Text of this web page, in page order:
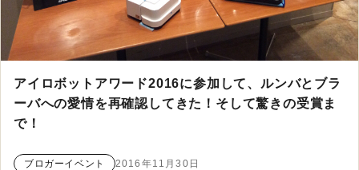
アイロボットアワード2016に参加して、ルンバとブラ
ーバへの愛情を再確認してきた！そして驚きの受賞ま
で！
ブロガーイベント 2016年11月30日